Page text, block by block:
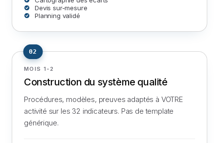
Devis sur-mesure
Planning validé
02
MOIS 1-2
Construction du système qualité
Procédures, modèles, preuves adaptés à VOTRE
activité sur les 32 indicateurs. Pas de template
générique.